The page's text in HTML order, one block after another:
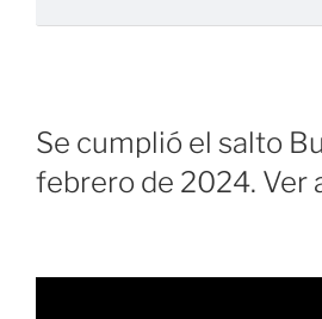
Se cumplió el salto
febrero de 2024. Ver